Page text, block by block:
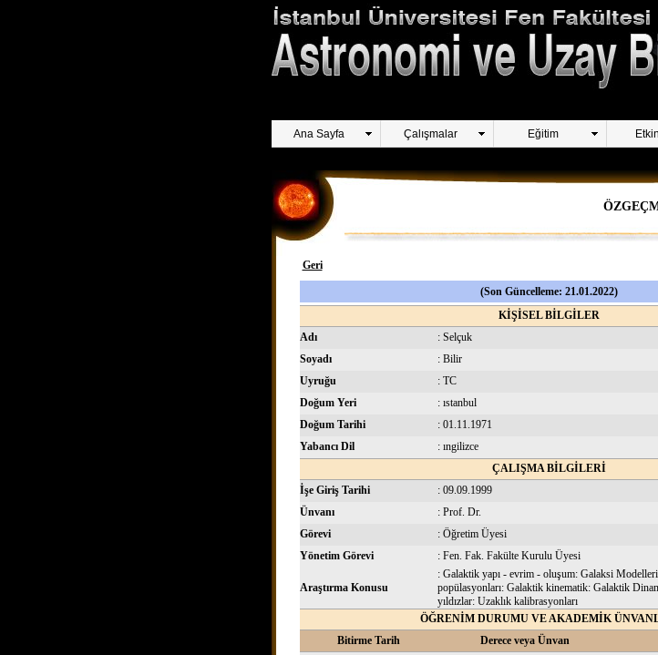
Ana Sayfa Çalışmalar Eğitim
Geri
(Son Güncelleme: 21.01.2022)
KİŞİSEL BİLGİLER
Adı
: Selçuk
Soyadı
: Bilir
Uyruğu
: TC
Doğum Yeri
: ıstanbul
Doğum Tarihi
: 01.11.1971
Yabancı Dil
: ıngilizce
ÇALIŞMA BİLGİLERİ
İşe Giriş Tarihi
: 09.09.1999
Ünvanı
: Prof. Dr.
Görevi
: Öğretim Üyesi
Yönetim Görevi
: Fen. Fak. Fakülte Kurulu Üyesi
Araştırma Konusu
: Galaktik yapı - evrim - oluşum: Galaksi
popülasyonları: Galaktik kinematik: Galaktik
yıldızlar: Uzaklık kalibrasyonları
ÖĞRENİM DURUMU VE AKADEMİK
Bitirme Tarih
Derece veya Ünvan